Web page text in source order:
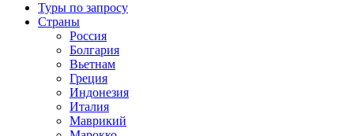
Туры по запросу
Страны
Россия
Болгария
Вьетнам
Греция
Индонезия
Италия
Маврикий